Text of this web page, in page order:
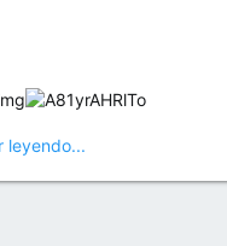
leyendo...